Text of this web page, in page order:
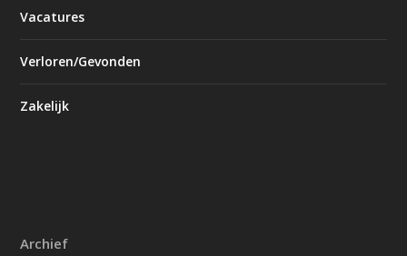
Vacatures
Verloren/Gevonden
Zakelijk
Archief